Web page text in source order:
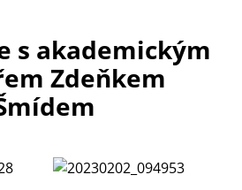
s akademickým
Zdeňkem